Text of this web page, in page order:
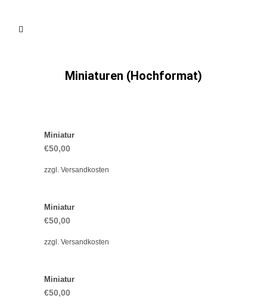
Miniaturen (Hochformat)
Miniatur
€50,00
zzgl. Versandkosten
Miniatur
€50,00
zzgl. Versandkosten
Miniatur
€50,00